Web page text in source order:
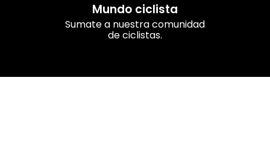
Mundo ciclista
Sumate a nuestra comunidad
de ciclistas.